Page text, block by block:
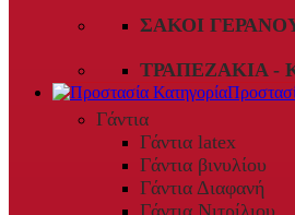
ΣΆΚΟΙ
ΤΡΑΠΕΖΆΚΙΑ -
Γάντια
Γάντια latex
Γάντια βινυλίου
Γάντια Διαφανή